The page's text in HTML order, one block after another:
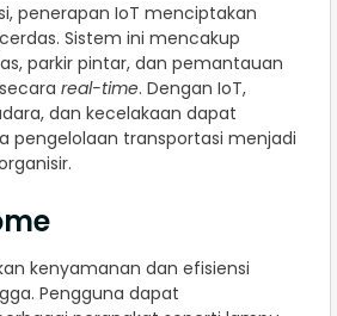
penerapan IoT menciptakan
Sistem ini mencakup
parkir pintar, dan pemantauan
real-time. Dengan IoT,
dan kecelakaan dapat
pengelolaan transportasi menjadi
kenyamanan dan efisiensi
Pengguna dapat